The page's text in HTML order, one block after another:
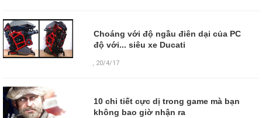
Choáng với độ ngầu điên dại của PC
độ với... siêu xe Ducati
, 20/4/17
10 chi tiết cực dị trong game mà bạn
không bao giờ nhận ra